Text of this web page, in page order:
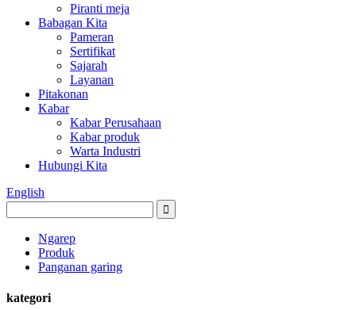
Piranti meja
Babagan Kita
Pameran
Sertifikat
Sajarah
Layanan
Pitakonan
Kabar
Kabar Perusahaan
Kabar produk
Warta Industri
Hubungi Kita
English
Ngarep
Produk
Panganan garing
kategori